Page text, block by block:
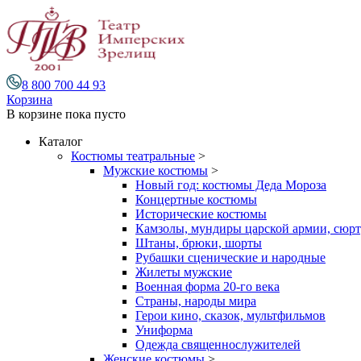
8 800 700 44 93
Корзина
В корзине пока пусто
Каталог
Костюмы театральные >
Мужские костюмы >
Новый год: костюмы Деда Мороза
Концертные костюмы
Исторические костюмы
Камзолы, мундиры царской армии,
Штаны, брюки, шорты
Рубашки сценические и народные
Жилеты мужские
Военная форма 20-го века
Страны, народы мира
Герои кино, сказок, мультфильмов
Униформа
Одежда священнослужителей